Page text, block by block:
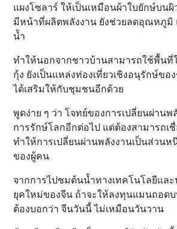
แผงโซลาร์ ให้เป็นเหมือนผ้าใบยักษ์บน
มีหน้าที่ผลิตพลังงาน ยังช่วยลดอุณหภูมิ
น้ำ
ทำให้นอกจากชาวบ้านสามารถใช้พื้นที่ใ
กุ้ง ยังเป็นแหล่งท่องเที่ยวเชิงอนุรักษ์ขอ
ได้เสริมให้กับชุมชนอีกด้วย
พูดง่าย ๆ ว่า โจทย์ของการเปลี่ยนผ่าน
การรักษ์โลกอีกต่อไป แต่ต้องสามารถเ
ทำให้การเปลี่ยนผ่านพลังงานเป็นส่วนห
ของผู้คน
จากการไปชมต้นน้ำทางเทคโนโลยีแล
ยุคใหม่ของจีน ถ้าจะให้ลงทุนแมนถอด
ต้องบอกว่า จีนวันนี้ ไม่เหมือนวันวาน